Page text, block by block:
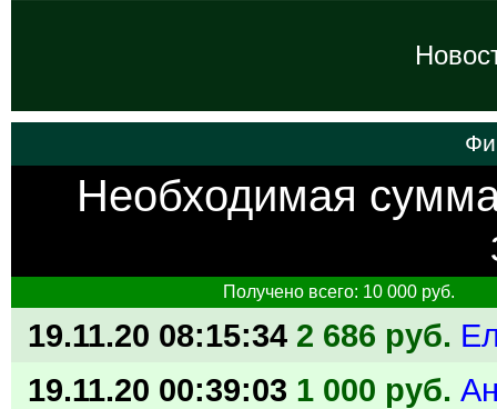
Необходимая
Получено всего: 10 000 руб.
19.11.20 08:15:34 2 686 руб.
19.11.20 00:39:03 1 000 руб.